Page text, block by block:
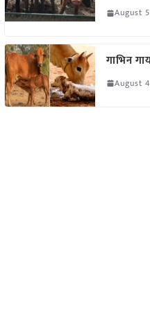
August
गाभिन
August